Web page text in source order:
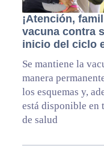
¡Atención,
vacuna contra
inicio del ciclo
Se mantiene la
manera
los esquemas y,
está disponible en
de salud